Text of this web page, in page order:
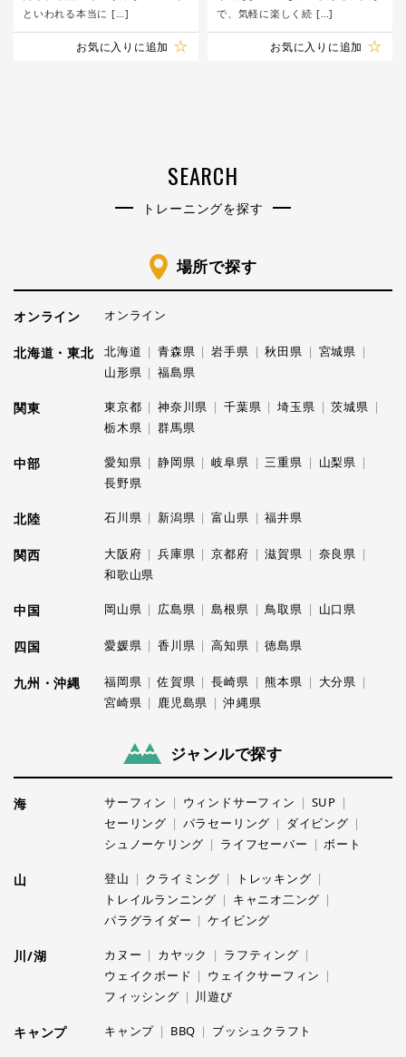
といわれる本当に […]
お気に入りに追加
で、気軽に楽しく続 […]
お気に入りに追加
SEARCH
トレーニングを探す
場所で探す
オンライン オンライン
北海道・東北 北海道 青森県 岩手県 秋田県
宮城県
山形県
福島県
関東 東京都 神奈川県 千葉県 埼玉県
茨城県
栃木県
群馬県
中部 愛知県 静岡県 岐阜県 三重県
山梨県
長野県
北陸 石川県 新潟県 富山県 福井県
関西 大阪府 兵庫県 京都府 滋賀県
奈良県
和歌山県
中国 岡山県 広島県 島根県 鳥取県 山口県
四国 愛媛県 香川県 高知県 徳島県
九州・沖縄 福岡県 佐賀県 長崎県 熊本県
大分県
宮崎県
鹿児島県 沖縄県
ジャンルで探す
海 サーフィン ウィンドサーフィン
SUP
セーリング
パラセーリング
ダイビング
シュノーケリング
ライフセーバー ボート
山 登山 クライミング
トレッキング
トレイルランニング
キャニオ二ング
パラグライダー
ケイビング
川/湖 カヌー カヤック
ラフティング
ウェイクボード
ウェイクサーフィン
フィッシング
川遊び
キャンプ キャンプ BBQ ブッシュクラフト